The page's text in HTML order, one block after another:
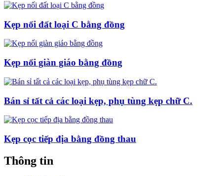
Kẹp nối đất loại C bằng đồng
Kẹp nối giàn giáo bằng đồng
Bán sỉ tất cả các loại kẹp, phụ tùng kẹp chữ C.
Kẹp cọc tiếp địa bằng đồng thau
Thông tin